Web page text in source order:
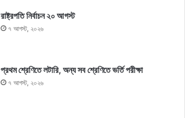
রাষ্ট্রপতি নির্বাচন ২০ আগস্ট
৭ আগস্ট, ২০২৬
প্রথম শ্রেণিতে লটারি, অন্য সব শ্রেণিতে ভর্তি পরীক্ষা
৭ আগস্ট, ২০২৬